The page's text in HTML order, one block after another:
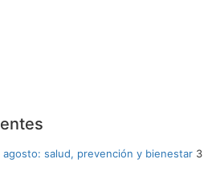
agosto: salud, prevención y bienestar 3